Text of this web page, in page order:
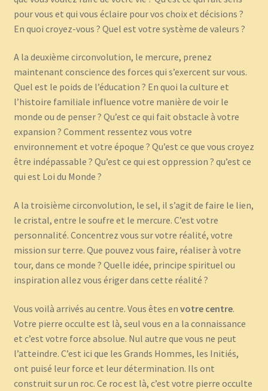
pour vous et qui vous éclaire pour vos choix et décisions ?
En quoi croyez-vous ? Quel est votre système de valeurs ?
A la deuxième circonvolution, le mercure, prenez
maintenant conscience des forces qui s’exercent sur vous.
Quel est le poids de l’éducation ? En quoi la culture et
l’histoire familiale influence votre manière de voir le
monde ou de penser ? Qu’est ce qui fait obstacle à votre
expansion ? Comment ressentez vous votre
environnement et votre époque ? Qu’est ce que vous croyez
être indépassable ? Qu’est ce qui est oppression ? qu’est ce
qui est Loi du Monde ?
A la troisième circonvolution, le sel, il s’agit de faire le lien,
le cristal, entre le soufre et le mercure. C’est votre
personnalité. Concentrez vous sur votre réalité, votre
mission sur terre. Que pouvez vous faire, réaliser à votre
tour, dans ce monde ? Quelle idée, principe spirituel ou
inspiration allez vous ériger dans cette réalité ?
Vous voilà arrivés au centre. Vous êtes en votre centre.
Votre pierre occulte est là, seul vous en a la connaissance
et c’est votre force absolue. Nul autre que vous ne peut
l’atteindre. C’est ici que les Grands Hommes, les Initiés,
ont puisé leur force et leur détermination. Ils ont
construit sur un roc. Ce roc est là, c’est votre pierre occulte